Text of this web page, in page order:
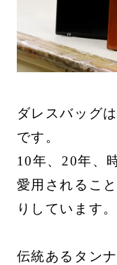
ダレスバッグ
です。
10年、20年、
愛用されるこ
りしています。
伝統あるタン